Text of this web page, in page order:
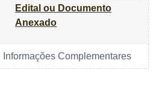
Edital ou Documento
Anexado
Informações Complementares